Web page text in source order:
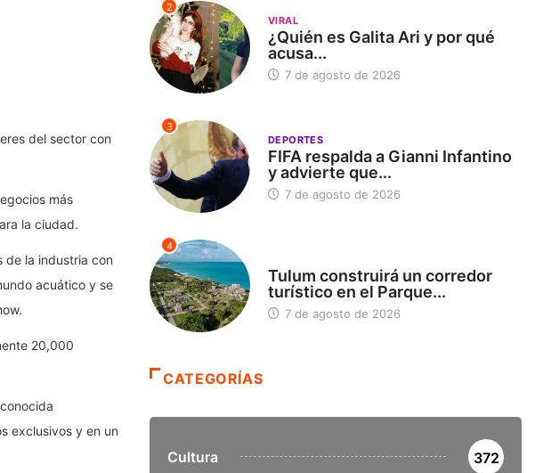
del sector con
más
la ciudad.
de la industria con
acuático y se
20,000
exclusivos y en un
2
VIRAL
¿Quién es Galita Ari y por qué
acusa...
7 de agosto de 2026
3
DEPORTES
FIFA respalda a Gianni Infantino
y advierte que...
7 de agosto de 2026
4
Tulum construirá un corredor
turístico en el Parque...
7 de agosto de 2026
CATEGORÍAS
Cultura 372